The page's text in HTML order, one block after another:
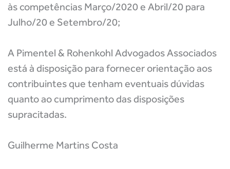
às competências Março/2020 e Abril/20 para
Julho/20 e Setembro/20;
A Pimentel & Rohenkohl Advogados Associados
está à disposição para fornecer orientação aos
contribuintes que tenham eventuais dúvidas
quanto ao cumprimento das disposições
supracitadas.
Guilherme Martins Costa